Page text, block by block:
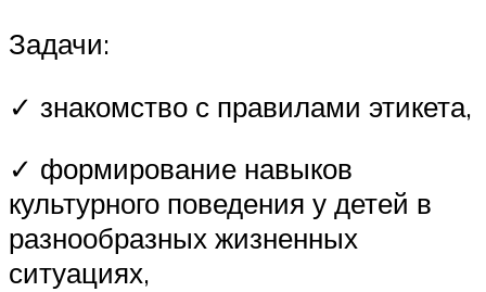
Задачи:
✓ знакомство с правилами этикета,
✓ формирование навыков
культурного поведения у детей в
разнообразных жизненных
ситуациях,